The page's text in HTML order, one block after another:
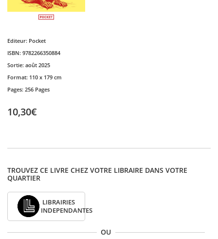
Editeur: Pocket
ISBN: 9782266350884
Sortie: août 2025
Format: 110 x 179 cm
Pages: 256 Pages
10,30€
TROUVEZ CE LIVRE CHEZ VOTRE LIBRAIRE DANS VOTRE
QUARTIER
LIBRAIRIES
INDEPENDANTES
OU